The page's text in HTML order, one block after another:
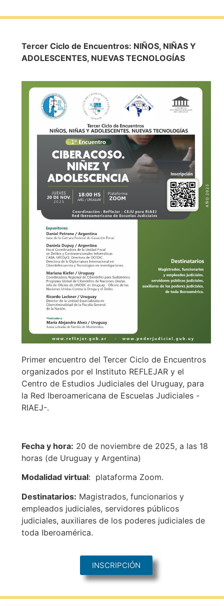
Tercer Ciclo de Encuentros: NIÑOS, NIÑAS Y
ADOLESCENTES, NUEVAS TECNOLOGÍAS
Primer encuentro del Tercer Ciclo de Encuentros
organizados por el Instituto REFLEJAR y el
Centro de Estudios Judiciales del Uruguay, para
la Red Iberoamericana de Escuelas Judiciales -
RIAEJ-.
Fecha y hora: 20 de noviembre de 2025, a las 18
horas (de Uruguay y Argentina)
Modalidad virtual: plataforma Zoom.
Destinatarios: Magistrados, funcionarios y
empleados judiciales, servidores públicos
judiciales, auxiliares de los poderes judiciales de
toda Iberoamérica.
INSCRIPCIÓN